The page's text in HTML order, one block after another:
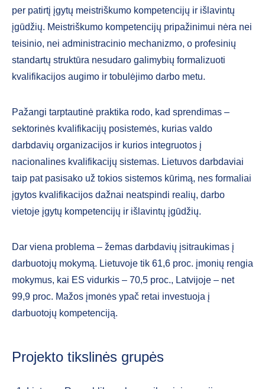
per patirtį įgytų meistriškumo kompetencijų ir išlavintų
įgūdžių. Meistriškumo kompetencijų pripažinimui nėra nei
teisinio, nei administracinio mechanizmo, o profesinių
standartų struktūra nesudaro galimybių formalizuoti
kvalifikacijos augimo ir tobulėjimo darbo metu.
Pažangi tarptautinė praktika rodo, kad sprendimas –
sektorinės kvalifikacijų posistemės, kurias valdo
darbdavių organizacijos ir kurios integruotos į
nacionalines kvalifikacijų sistemas. Lietuvos darbdaviai
taip pat pasisako už tokios sistemos kūrimą, nes formaliai
įgytos kvalifikacijos dažnai neatspindi realių, darbo
vietoje įgytų kompetencijų ir išlavintų įgūdžių.
Dar viena problema – žemas darbdavių įsitraukimas į
darbuotojų mokymą. Lietuvoje tik 61,6 proc. įmonių rengia
mokymus, kai ES vidurkis – 70,5 proc., Latvijoje – net
99,9 proc. Mažos įmonės ypač retai investuoja į
darbuotojų kompetenciją.
Projekto tikslinės grupės